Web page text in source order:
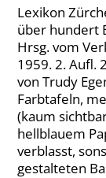
Newsletter
Über uns
Kontakt
Warenkorb
Versandkosten
AGB
Lexikon
über hundert
Hrsg. vom
1959. 2. Aufl.
von Trudy
Farbtafeln,
(kaum
hellblauem
verblasst,
gestalteten